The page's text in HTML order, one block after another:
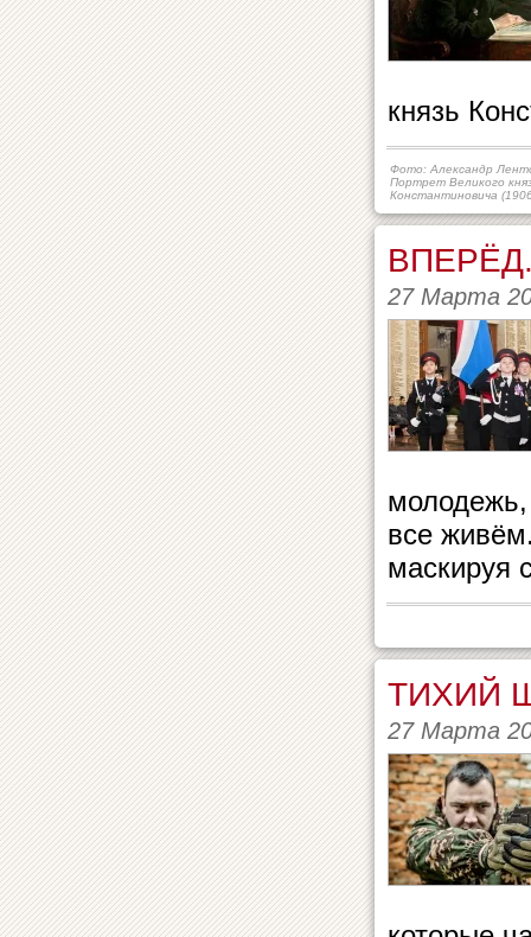
князь
Фото: Александр
Портрет Великого
Константиновича
27 Марта
все
маскируя
ТИХИЙ
27 Марта